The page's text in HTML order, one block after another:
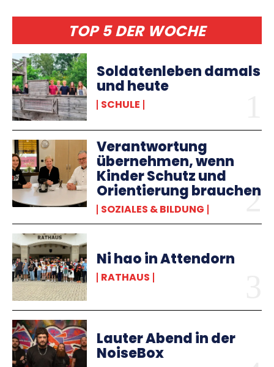
TOP 5 DER WOCHE
Soldatenleben damals
und heute
SCHULE
Verantwortung
übernehmen, wenn
Kinder Schutz und
Orientierung brauchen
SOZIALES & BILDUNG
Ni hao in Attendorn
RATHAUS
Lauter Abend in der
NoiseBox